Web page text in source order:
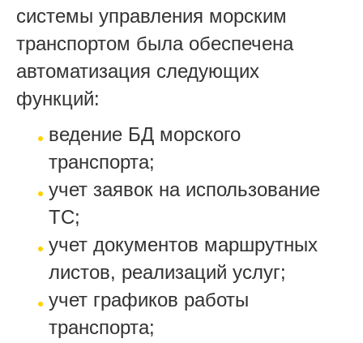
системы управления морским
транспортом была обеспечена
автоматизация следующих
функций:
ведение БД морского
транспорта;
учет заявок на использование
ТС;
учет документов маршрутных
листов, реализаций услуг;
учет графиков работы
транспорта;